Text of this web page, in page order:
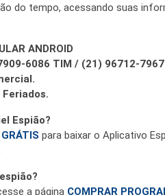
do tempo, acessando suas
ANDROID
6086 TIM / (21) 96712-7967
Espião?
para baixar o Aplicativo
a página COMPRAR